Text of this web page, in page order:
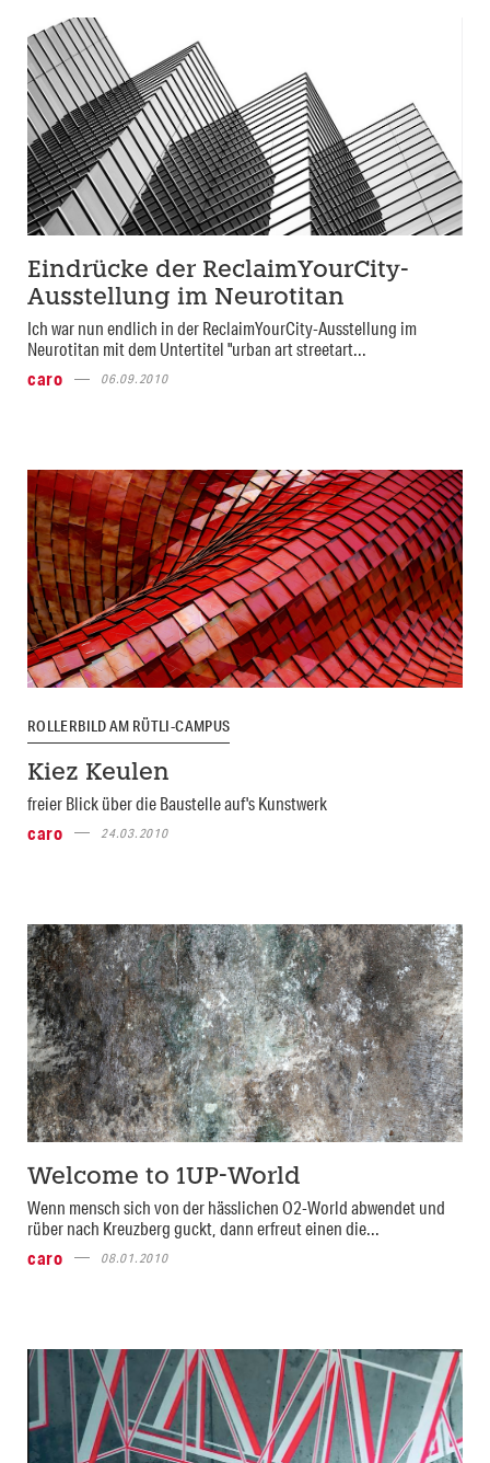
Eindrücke der ReclaimYourCity-
Ausstellung im Neurotitan
Ich war nun endlich in der ReclaimYourCity-Ausstellung im
Neurotitan mit dem Untertitel "urban art streetart...
caro
06.09.2010
ROLLERBILD AM RÜTLI-CAMPUS
Kiez Keulen
freier Blick über die Baustelle auf's Kunstwerk
caro
24.03.2010
Welcome to 1UP-World
Wenn mensch sich von der hässlichen O2-World abwendet und
rüber nach Kreuzberg guckt, dann erfreut einen die...
caro
08.01.2010